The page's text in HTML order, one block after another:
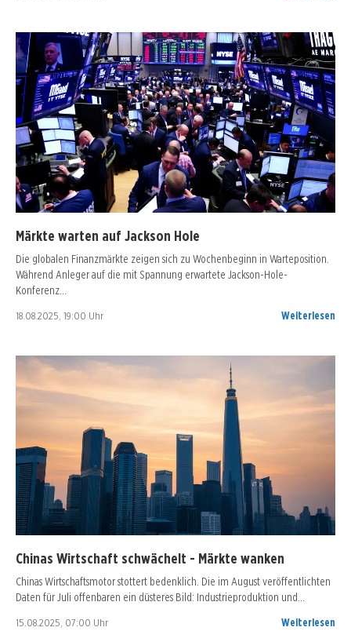
Märkte warten auf Jackson Hole
Die globalen Finanzmärkte zeigen sich zu Wochenbeginn in Warteposition.
Während Anleger auf die mit Spannung erwartete Jackson-Hole-
Konferenz…
18.08.2025, 19:00 Uhr Weiterlesen
Chinas Wirtschaft schwächelt - Märkte wanken
Chinas Wirtschaftsmotor stottert bedenklich. Die im August veröffentlichten
Daten für Juli offenbaren ein düsteres Bild: Industrieproduktion und…
15.08.2025, 07:00 Uhr Weiterlesen